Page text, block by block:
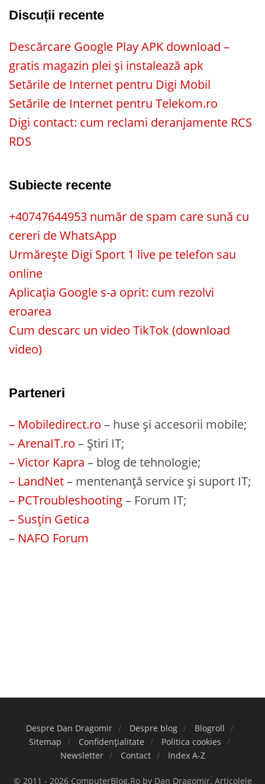
Discuții recente
Descărcare Google Play APK download –
gratis magazin plei și instalează apk
Setările de Internet pentru Digi Mobil
Setările de Internet pentru Telekom.ro
Digi contact: cum reclami deranjamente RCS
RDS
Subiecte recente
+40747644953 număr de spam care sună cu
cereri de WhatsApp
Urmărește Digi Sport 1 live pe telefon sau
online
Aplicația Google s-a oprit: cum rezolvi
eroarea
Cum descarc un video TikTok (download
video)
Parteneri
– Mobiledirect.ro – huse și accesorii mobile;
– ArenaIT.ro – Știri IT;
– Victor Kapra – blog de tehnologie;
– LandNet– mentenanță service și suport IT;
– PCTroubleshooting– Forum IT;
– Susțin Getica
– NAFO Forum
Despre Dan Dragomir Despre blog
Blogroll
Sitemap
Confidențialitate
Politica cookies
Newsletter
Contact Index A-Z
© 2011 - 2026 ComputerBlog.Ro by Dan Dragomir. Articolele